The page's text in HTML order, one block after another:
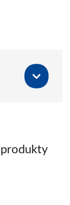
produkty